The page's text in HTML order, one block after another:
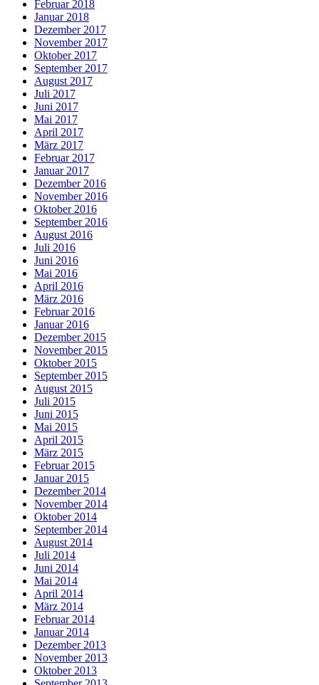
Februar 2018
Januar 2018
Dezember 2017
November 2017
Oktober 2017
September 2017
August 2017
Juli 2017
Juni 2017
Mai 2017
April 2017
März 2017
Februar 2017
Januar 2017
Dezember 2016
November 2016
Oktober 2016
September 2016
August 2016
Juli 2016
Juni 2016
Mai 2016
April 2016
März 2016
Februar 2016
Januar 2016
Dezember 2015
November 2015
Oktober 2015
September 2015
August 2015
Juli 2015
Juni 2015
Mai 2015
April 2015
März 2015
Februar 2015
Januar 2015
Dezember 2014
November 2014
Oktober 2014
September 2014
August 2014
Juli 2014
Juni 2014
Mai 2014
April 2014
März 2014
Februar 2014
Januar 2014
Dezember 2013
November 2013
Oktober 2013